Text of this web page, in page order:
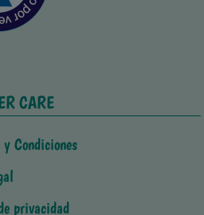
CARE
Condiciones
privacidad